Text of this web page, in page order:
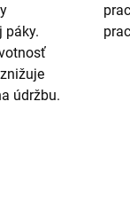
páky.
údržbu.